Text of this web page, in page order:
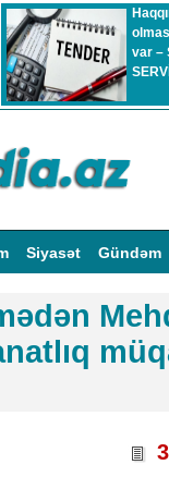
var –
Siyasət Gündəm